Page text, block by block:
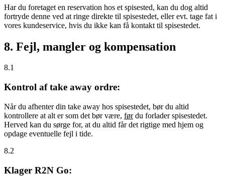
Har du foretaget en reservation hos et spisested, kan du dog altid
fortryde denne ved at ringe direkte til spisestedet, eller evt. tage fat i
vores kundeservice, hvis du ikke kan få kontakt til spisestedet.
8. Fejl, mangler og kompensation
8.1
Kontrol af take away ordre:
Når du afhenter din take away hos spisestedet, bør du altid
kontrollere at alt er som det bør være, førdu forlader spisestedet.
Herved kan du sørge for, at du altid får det rigtige med hjem og
opdage eventuelle fejl i tide.
8.2
Klager R2N Go: